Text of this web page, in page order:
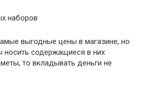
наборов
выгодные цены в магазине, но
носить содержащиеся в них
то вкладывать деньги не